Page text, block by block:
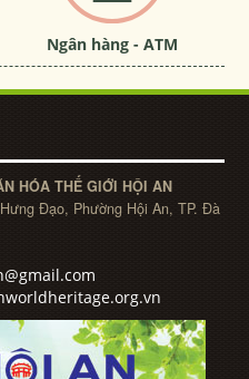
Ngân hàng - ATM
HÓA THẾ GIỚI HỘI AN
Đạo, Phường Hội An, TP. Đà